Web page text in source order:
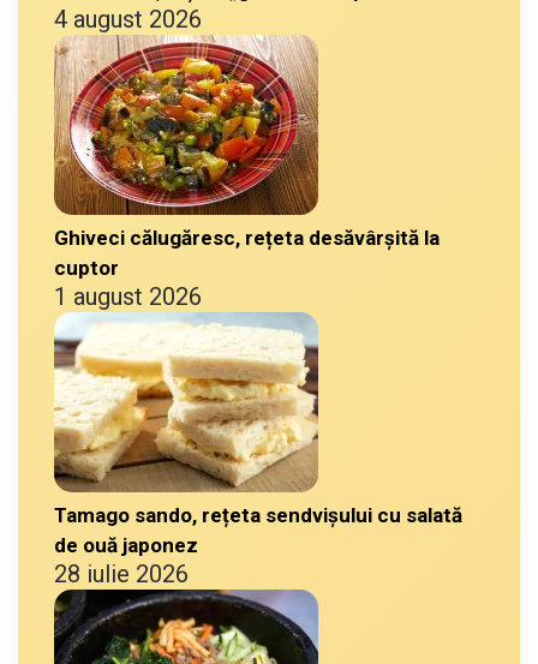
4 august 2026
Ghiveci călugăresc, rețeta desăvârșită la
cuptor
1 august 2026
Tamago sando, rețeta sendvișului cu salată
de ouă japonez
28 iulie 2026